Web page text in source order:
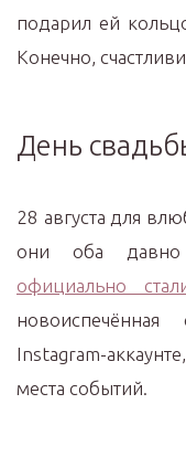
подарил ей
Конечно,
День
28 августа для
они оба
официально
Instagram-
места событий.